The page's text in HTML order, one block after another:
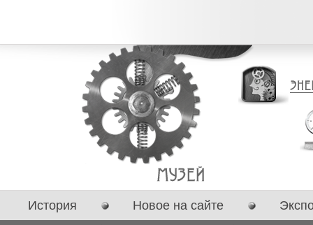
История Новое на сайте